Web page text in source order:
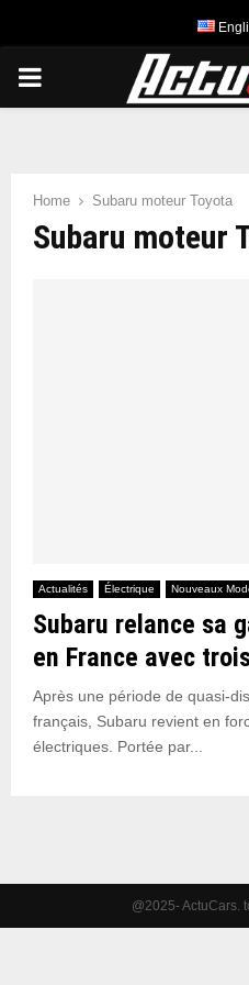
PRIMARY
Home Subaru moteur Toyota
Subaru moteur
Actualités Électrique Nouveaux
Subaru relance sa
en France avec
Après une période de quasi-
français, Subaru revient en
électriques. Portée par...
@2025- ActuCars.